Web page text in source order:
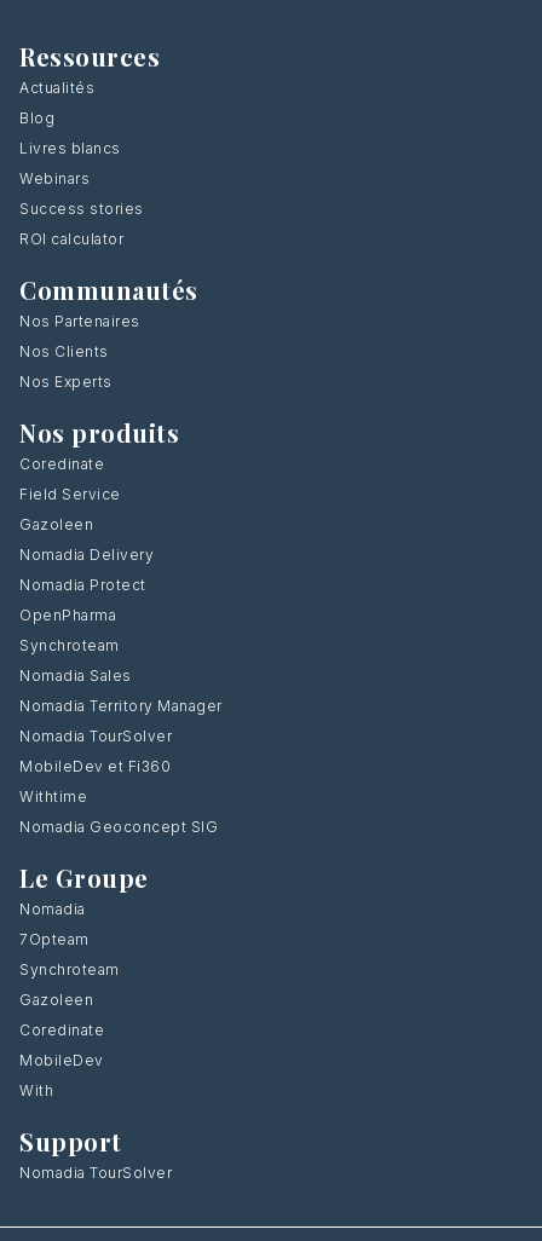
Ressources
Actualités
Blog
Livres blancs
Webinars
Success stories
ROI calculator
Communautés
Nos Partenaires
Nos Clients
Nos Experts
Nos produits
Coredinate
Field Service
Gazoleen
Nomadia Delivery
Nomadia Protect
OpenPharma
Synchroteam
Nomadia Sales
Nomadia Territory Manager
Nomadia TourSolver
MobileDev et Fi360
Withtime
Nomadia Geoconcept SIG
Le Groupe
Nomadia
7Opteam
Synchroteam
Gazoleen
Coredinate
MobileDev
With
Support
Nomadia TourSolver